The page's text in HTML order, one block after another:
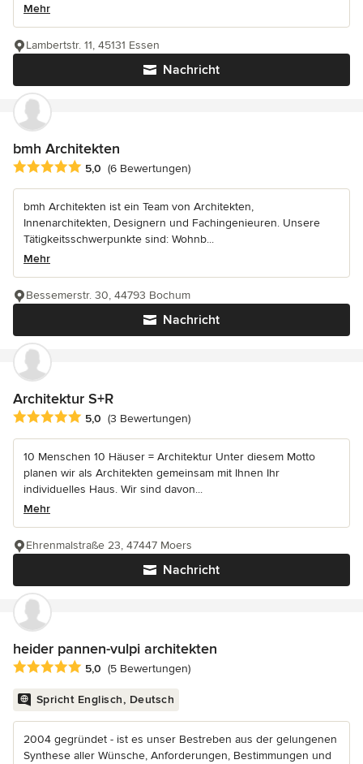
Mehr
Nachricht
Lambertstr. 11, 45131 Essen
bmh Architekten
Durchschnittliche Bewertung: 5 von 5 Sternen
5,0 (6 Bewertungen)
bmh Architekten ist ein Team von Architekten,
Innenarchitekten, Designern und Fachingenieuren. Unsere
Tätigkeitsschwerpunkte sind: Wohnb...
Mehr
Nachricht
Bessemerstr. 30, 44793 Bochum
Architektur S+R
Durchschnittliche Bewertung: 5 von 5 Sternen
5,0 (3 Bewertungen)
10 Menschen 10 Häuser = Architektur Unter diesem Motto
planen wir als Architekten gemeinsam mit Ihnen Ihr
individuelles Haus. Wir sind davon...
Mehr
Nachricht
Ehrenmalstraße 23, 47447 Moers
heider pannen-vulpi architekten
Durchschnittliche Bewertung: 5 von 5 Sternen
5,0 (5 Bewertungen)
Spricht Englisch, Deutsch
2004 gegründet - ist es unser Bestreben aus der gelungenen
Synthese aller Wünsche, Anforderungen, Bestimmungen und